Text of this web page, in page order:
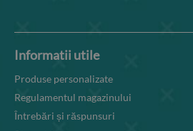
Informatii utile
Produse personalizate
Regulamentul magazinului
Întrebări și răspunsuri